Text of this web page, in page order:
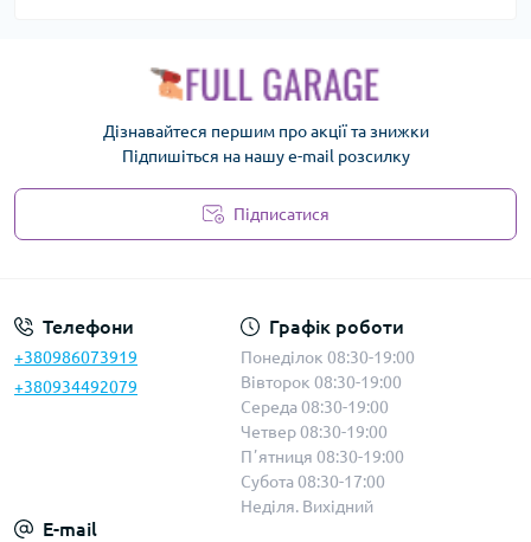
Дізнавайтеся першим про акції та знижки
Підпишіться на нашу e-mail розсилку
Підписатися
Телефони
+380986073919
+380934492079
Графік роботи
Понеділок 08:30-19:00
Вівторок 08:30-19:00
Середа 08:30-19:00
Четвер 08:30-19:00
Пʼятниця 08:30-19:00
Субота 08:30-17:00
Неділя. Вихідний
E-mail